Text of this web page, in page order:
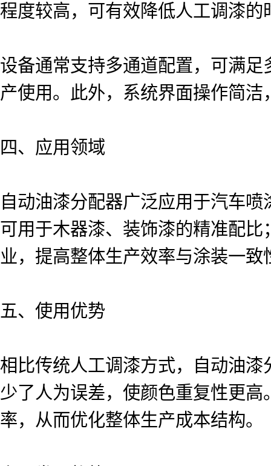
程度较高，可有效降低人工调漆
设备通常支持多通道配置，可满
产使用。此外，系统界面操作简
四、应用领域
自动油漆分配器广泛应用于汽车
可用于木器漆、装饰漆的精准配
业，提高整体生产效率与涂装一致
五、使用优势
相比传统人工调漆方式，自动油
少了人为误差，使颜色重复性更
率，从而优化整体生产成本结构。